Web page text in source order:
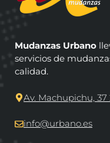
Mudanzas Urbano
servicios de
calidad.
Av. Machupichu,
info@urbano.es